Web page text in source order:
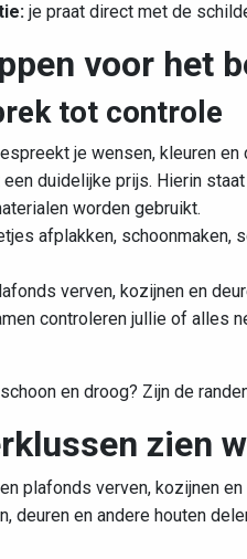
je praat direct met de
voor het
tot controle
je wensen, kleuren
een duidelijke prijs. Hierin
worden gebruikt.
afplakken, schoonmaken,
verven, kozijnen en
controleren jullie of alles
en droog? Zijn de
zien
plafonds verven, kozijnen en
deuren en andere houten